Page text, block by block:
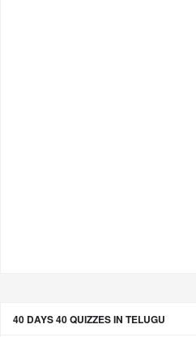
40 DAYS 40 QUIZZES IN TELUGU